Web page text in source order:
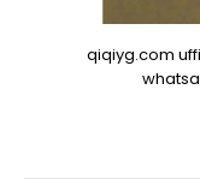
qiqiyg.com